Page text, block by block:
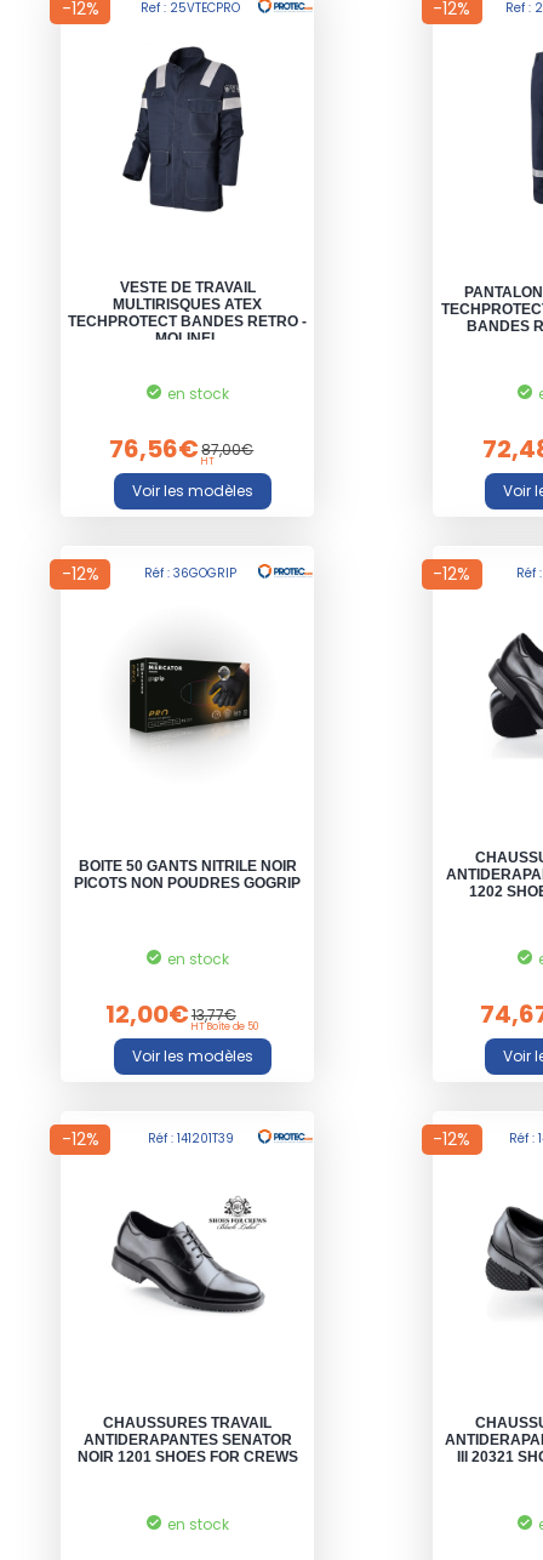
-12% Ref : 25VTECPRO
VESTE DE TRAVAIL
MULTIRISQUES ATEX
TECHPROTECT BANDES RETRO -
MOLINEL
en stock
76,56€87,00€
HT
-12% Ref :
BANDES
-12% Réf : 36GOGRIP
BOITE 50 GANTS NITRILE NOIR
PICOTS NON POUDRES GOGRIP
en stock
12,00€13,77€
HT Boîte de 50
-12% Réf
1202
-12% Réf : 141201T39
CHAUSSURES TRAVAIL
ANTIDERAPANTES SENATOR
NOIR 1201 SHOES FOR CREWS
en stock
-12% Réf :
III 20321